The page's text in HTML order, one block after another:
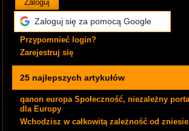
Zaloguj
Zaloguj się za pomocą Google
Przypomnieć login?
Zarejestruj się
25 najlepszych artykułów
qanon europa Społeczność, niezależny
dla Europy
Wchodzisz w całkowitą zależność od